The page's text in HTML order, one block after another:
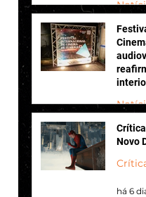
há 3
há 3
Novo
há 6